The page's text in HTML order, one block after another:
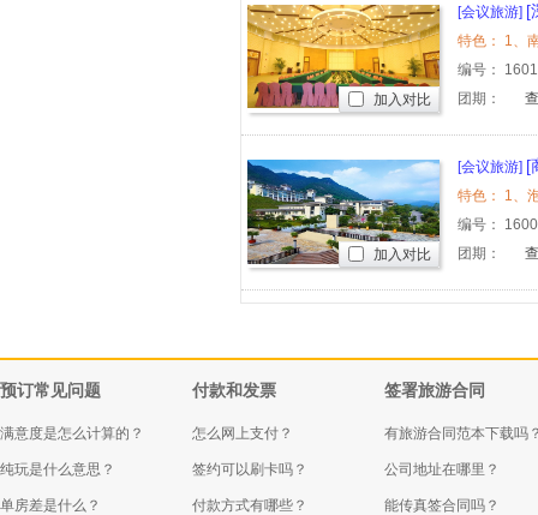
[会议旅游] [
编号：
团期：
加入对比
[会议旅游] [
编号：
团期：
加入对比
预订常见问题
满意度是怎么计算的？
纯玩是什么意思？
单房差是什么？
付款和发票
怎么网上支付？
签约可以刷卡吗？
付款方式有哪些？
签署旅游合同
有旅游合同范本下载吗
公司地址在哪里？
能传真签合同吗？